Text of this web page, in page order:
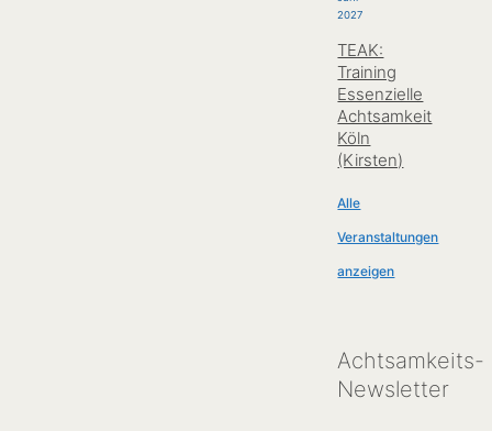
2027
TEAK:
Training
Essenzielle
Achtsamkeit
Köln
(Kirsten)
Achtsamkeits-
Newsletter